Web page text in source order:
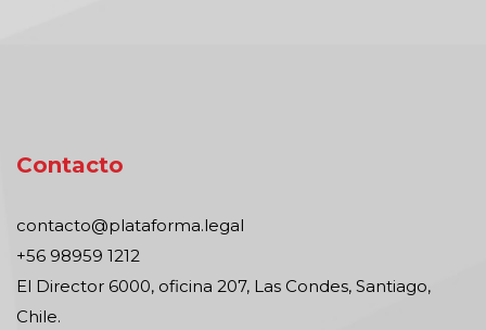
Contacto
contacto@plataforma.legal
+56 98959 1212
El Director 6000, oficina 207, Las Condes, Santiago,
Chile.